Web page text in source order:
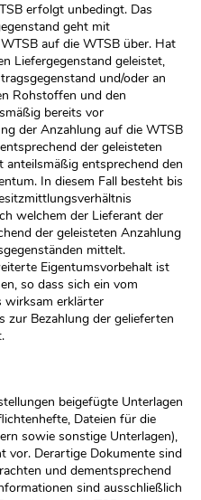
erfolgt unbedingt. Das
geht mit
auf die WTSB über. Hat
Liefergegenstand geleistet,
und/oder an
Rohstoffen und den
bereits vor
der Anzahlung auf die WTSB
der geleisteten
entsprechend den
In diesem Fall besteht bis
welchem der Lieferant der
der geleisteten Anzahlung
mittelt.
Eigentumsvorbehalt ist
so dass sich ein vom
wirksam erklärter
zur Bezahlung der gelieferten
beigefügte Unterlagen
Dateien für die
sowie sonstige Unterlagen),
vor. Derartige Dokumente sind
und dementsprechend
sind ausschließlich